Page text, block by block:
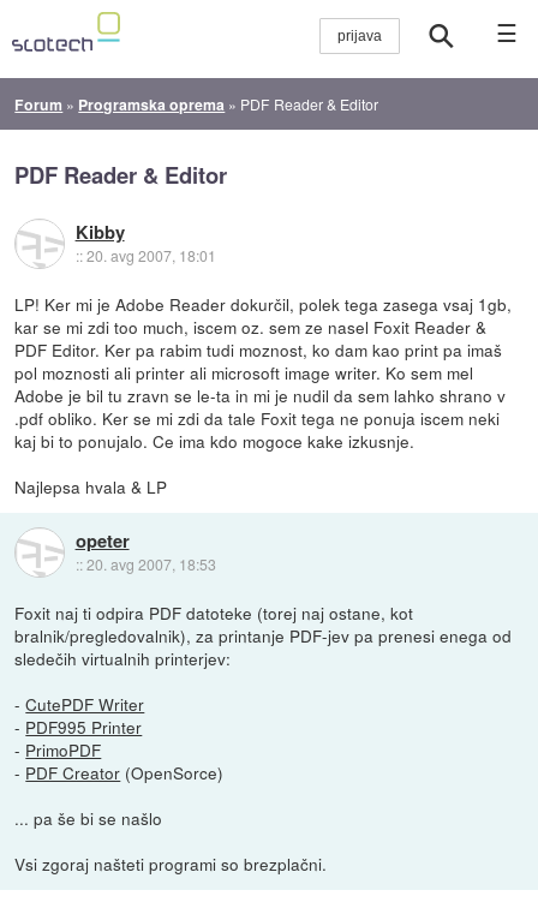
☰
Forum » Programska oprema » PDF Reader & Editor
PDF Reader & Editor
Kibby
::20. avg 2007, 18:01
LP! Ker mi je Adobe Reader dokurčil, polek tega zasega vsaj 1gb,
kar se mi zdi too much, iscem oz. sem ze nasel Foxit Reader &
PDF Editor. Ker pa rabim tudi moznost, ko dam kao print pa imaš
pol moznosti ali printer ali microsoft image writer. Ko sem mel
Adobe je bil tu zravn se le-ta in mi je nudil da sem lahko shrano v
.pdf obliko. Ker se mi zdi da tale Foxit tega ne ponuja iscem neki
kaj bi to ponujalo. Ce ima kdo mogoce kake izkusnje.
Najlepsa hvala & LP
opeter
::20. avg 2007, 18:53
Foxit naj ti odpira PDF datoteke (torej naj ostane, kot
bralnik/pregledovalnik), za printanje PDF-jev pa prenesi enega od
sledečih virtualnih printerjev:
-CutePDF Writer
- PDF995 Printer
- PrimoPDF
- PDF Creator (OpenSorce)
... pa še bi se našlo
Vsi zgoraj našteti programi so brezplačni.